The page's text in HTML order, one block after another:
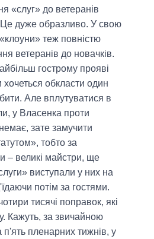
«слуг» до ветеранів
Це дуже образливо. У свою
«клоуни» теж повністю
ветеранів до новачків.
гострому прояві
хочеться обкласти один
Але вплутуватися в
у Власенка проти
зате замучити
тобто за
– великі майстри, ще
виступали у них на
потім за гостями.
тисячі поправок, які
Кажуть, за звичайною
пленарних тижнів, у